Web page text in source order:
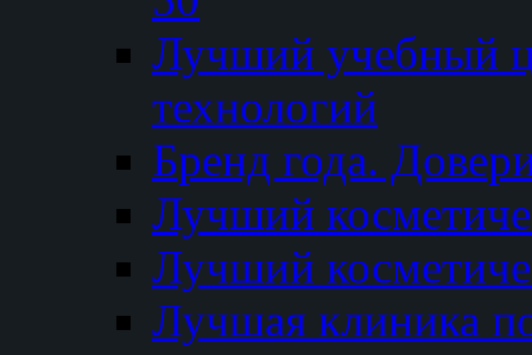
Лучший
технологий
Бренд года.
Лучший
Лучший
Лучшая клиника